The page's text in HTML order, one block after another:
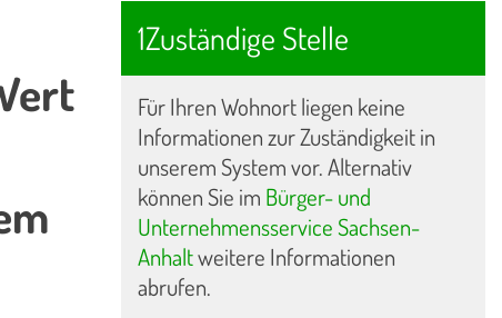
1Zuständige Stelle
Für Ihren Wohnort liegen keine
Informationen zur Zuständigkeit in
unserem System vor. Alternativ
können Sie im Bürger- und
Unternehmensservice Sachsen-
Anhaltweitere Informationen
abrufen.